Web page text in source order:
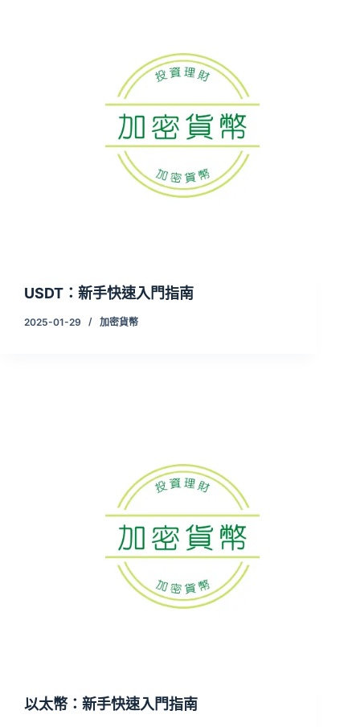
USDT：新手快速入門指南
2025-01-29 加密貨幣
以太幣：新手快速入門指南